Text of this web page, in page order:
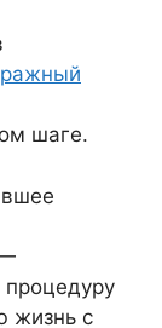
шаге.
жизнь с